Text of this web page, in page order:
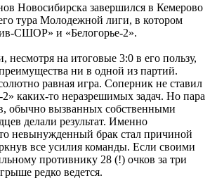
Новосибирска завершился в Кемерово
тура Молодежной лиги, в котором
СШОР» и «Белогорье-2».
несмотря на итоговые 3:0 в его пользу,
ни в одной из партий.
равная игра. Соперник не ставил
2» каких-то неразрешимых задач. Но пара
обычно вызванных собственными
делали результат. Именно
невынужденный брак стал причиной
все усилия команды. Если своими
противнику 28 (!) очков за три
редко ведется.